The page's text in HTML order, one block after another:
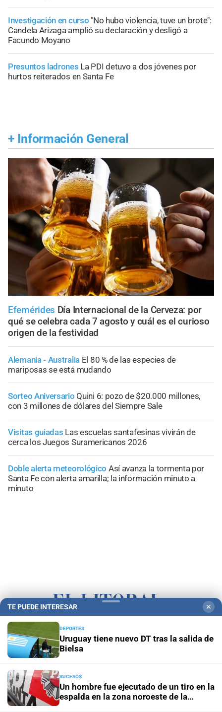
Investigación en curso "No hubo violencia, tuve un brote":
Candela Arizaga amplió su declaración y desligó a
Facundo Moyano
Presuntos ladrones La PDI detuvo a dos jóvenes por
hurtos reiterados en Santa Fe
+ Información General
Efemérides Día Internacional de la Cerveza: por
qué se celebra cada 7 agosto y cuál es el curioso
origen de la festividad
Alemania - Australia El 80 % de las especies de
mariposas se está mudando
Sorteo Aniversario Quini 6: pozo de $20.000 millones,
con 3 millones de dólares del Siempre Sale
Visitas guiadas Las escuelas santafesinas vivirán de
cerca los Juegos Suramericanos 2026
Doble alerta meteorológico Así avanza la tormenta por
Santa Fe con alerta amarilla; la información minuto a
minuto
Campolitoral Revista Nosotros
Podcasts Mirador Provincial
TE PUEDE INTERESAR ✕
DEPORTES
Uruguay tiene nuevo DT tras la salida de
Bielsa
SUCESOS
Un hombre fue ejecutado de un tiro en la
espalda en la zona noroeste de la